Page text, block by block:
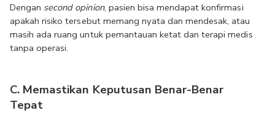
Dengan second opinion, pasien bisa mendapat konfirmasi
apakah risiko tersebut memang nyata dan mendesak, atau
masih ada ruang untuk pemantauan ketat dan terapi medis
tanpa operasi.
C. Memastikan Keputusan Benar-Benar
Tepat